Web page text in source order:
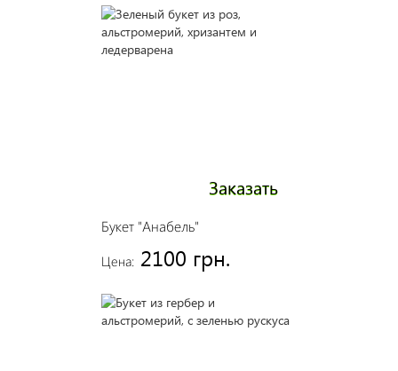
Букет "Анабель"
Цена: 2100 грн.
Заказать